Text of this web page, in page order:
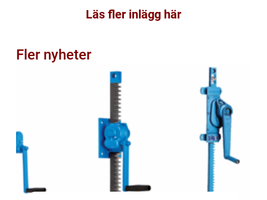
Läs fler inlägg här
Fler nyheter